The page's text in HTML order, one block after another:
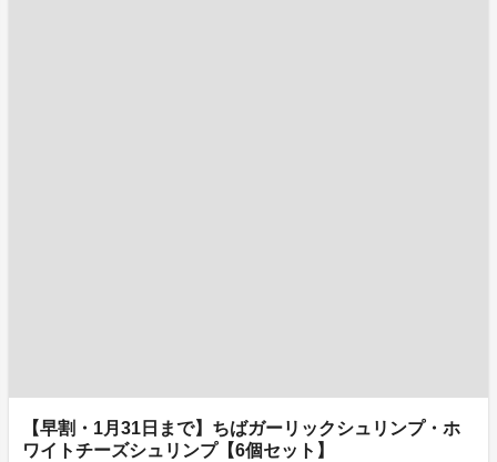
【早割・1月31日まで】ちばガーリックシュリンプ・ホ
ワイトチーズシュリンプ【6個セット】